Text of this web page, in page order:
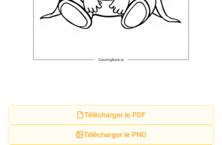
Télécharger le PDF
Télécharger le PNG